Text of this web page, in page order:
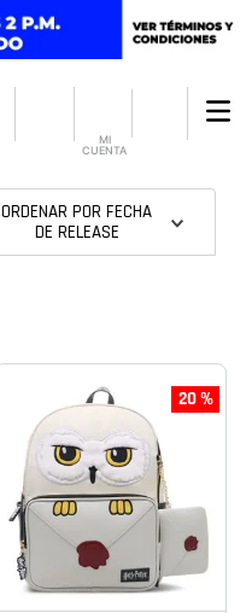
MI
CUENTA
ORDENAR POR FECHA
DE RELEASE
20 %